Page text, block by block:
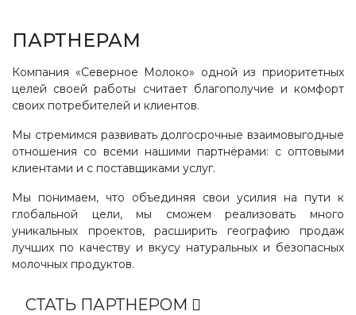
ПАРТНЕРАМ
Компания «Северное Молоко» одной из приоритетных
целей своей работы считает благополучие и комфорт
своих потребителей и клиентов.
Мы стремимся развивать долгосрочные взаимовыгодные
отношения со всеми нашими партнёрами: с оптовыми
клиентами и с поставщиками услуг.
Мы понимаем, что объединяя свои усилия на пути к
глобальной цели, мы сможем реализовать много
уникальных проектов, расширить географию продаж
лучших по качеству и вкусу натуральных и безопасных
молочных продуктов.
СТАТЬ ПАРТНЕРОМ